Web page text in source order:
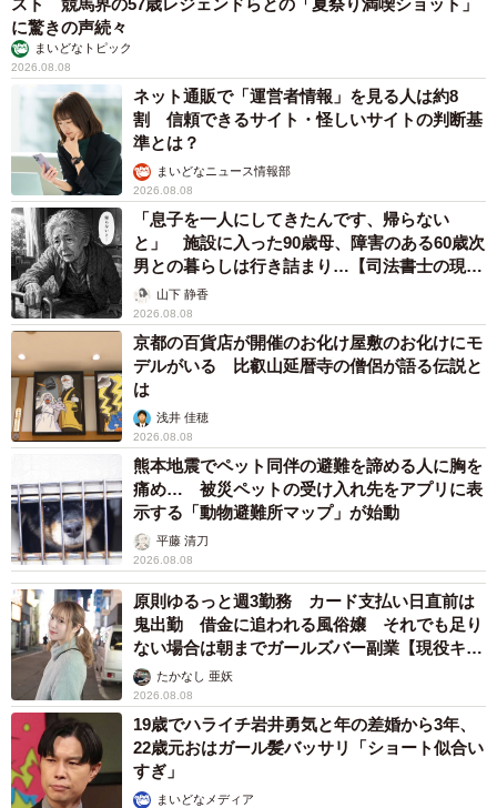
スト 競馬界の57歳レジェンドらとの「夏祭り満喫ショット」
に驚きの声続々
まいどなトピック
2026.08.08
ネット通販で「運営者情報」を見る人は約8
割 信頼できるサイト・怪しいサイトの判断基
準とは？
まいどなニュース情報部
2026.08.08
「息子を一人にしてきたんです、帰らない
と」 施設に入った90歳母、障害のある60歳次
男との暮らしは行き詰まり…【司法書士の現場
から】山下 静香
2026.08.08
京都の百貨店が開催のお化け屋敷のお化けにモ
デルがいる 比叡山延暦寺の僧侶が語る伝説と
は
浅井 佳穂
2026.08.08
熊本地震でペット同伴の避難を諦める人に胸を
痛め… 被災ペットの受け入れ先をアプリに表
示する「動物避難所マップ」が始動
平藤 清刀
2026.08.08
原則ゆるっと週3勤務 カード支払い日直前は
鬼出勤 借金に追われる風俗嬢 それでも足り
ない場合は朝までガールズバー副業【現役キャ
ストに取材】
たかなし 亜妖
2026.08.08
19歳でハライチ岩井勇気と年の差婚から3年、
22歳元おはガール髪バッサリ「ショート似合い
すぎ」
まいどなメディア